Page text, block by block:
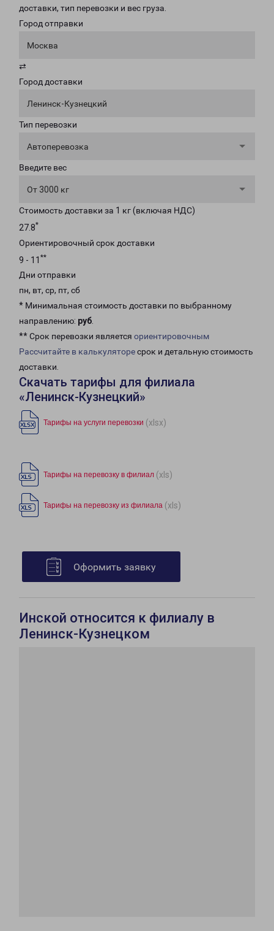
доставки, тип перевозки и вес груза.
Город отправки
Москва
⇄
Город доставки
Ленинск-Кузнецкий
Тип перевозки
Автоперевозка
Введите вес
От 3000 кг
Стоимость доставки за 1 кг (включая НДС)
27.8*
Ориентировочный срок доставки
9 - 11 **
Дни отправки
пн, вт, ср, пт, сб
* Минимальная стоимость доставки по выбранному
направлению: руб.
** Срок перевозки является ориентировочным
Рассчитайте в калькуляторесрок и детальную стоимость
доставки.
Скачать тарифы для филиала
«Ленинск-Кузнецкий»
Тарифы на услуги перевозки (xlsx)
Тарифы на перевозку в филиал (xls)
Тарифы на перевозку из филиала (xls)
Оформить заявку
Инской относится к филиалу в
Ленинск-Кузнецком